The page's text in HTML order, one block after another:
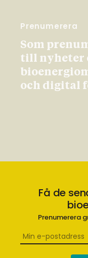
Prenumerera
Som
till nyheter
och digital
Få de
Prenumerera